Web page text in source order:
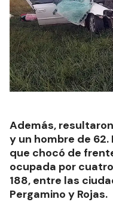
Además,
y un hombre de
que chocó de
ocupada por
188, entre las
Pergamino y Rojas.